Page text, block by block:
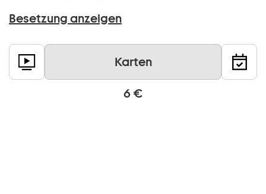
Besetzung anzeigen
Karten
6 €